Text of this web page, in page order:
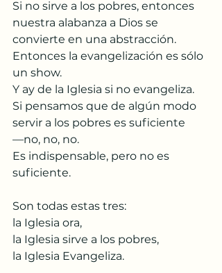
Si no sirve a los pobres, entonces
nuestra alabanza a Dios se
convierte en una abstracción.
Entonces la evangelización es sólo
un show.
Y ay de la Iglesia si no evangeliza.
Si pensamos que de algún modo
servir a los pobres es suficiente
—no, no, no.
Es indispensable, pero no es
suficiente.
Son todas estas tres:
la Iglesia ora,
la Iglesia sirve a los pobres,
la Iglesia Evangeliza.